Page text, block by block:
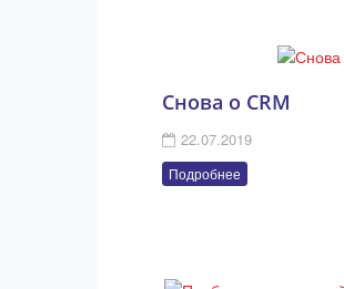
Снова о CRM
22.07.2019
Подробнее